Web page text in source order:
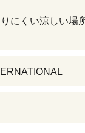
にくい涼しい場